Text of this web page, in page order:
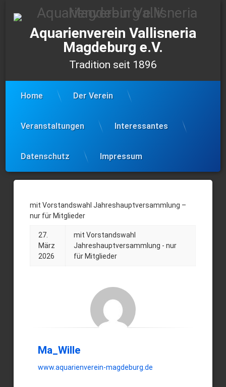
Aquarienverein Vallisneria
Magdeburg e.V.
Tradition seit 1896
Home Der Verein
Veranstaltungen Interessantes
Datenschutz Impressum
Jahreshauptversammlung
Posted on27. März 2026
Updated on18. September 2025
Ma_Wille
mit Vorstandswahl Jahreshauptversammlung –
nur für Mitglieder
27.
März
2026
mit Vorstandswahl
Jahreshauptversammlung - nur
für Mitglieder
Ma_Wille
www.aquarienverein-magdeburg.de